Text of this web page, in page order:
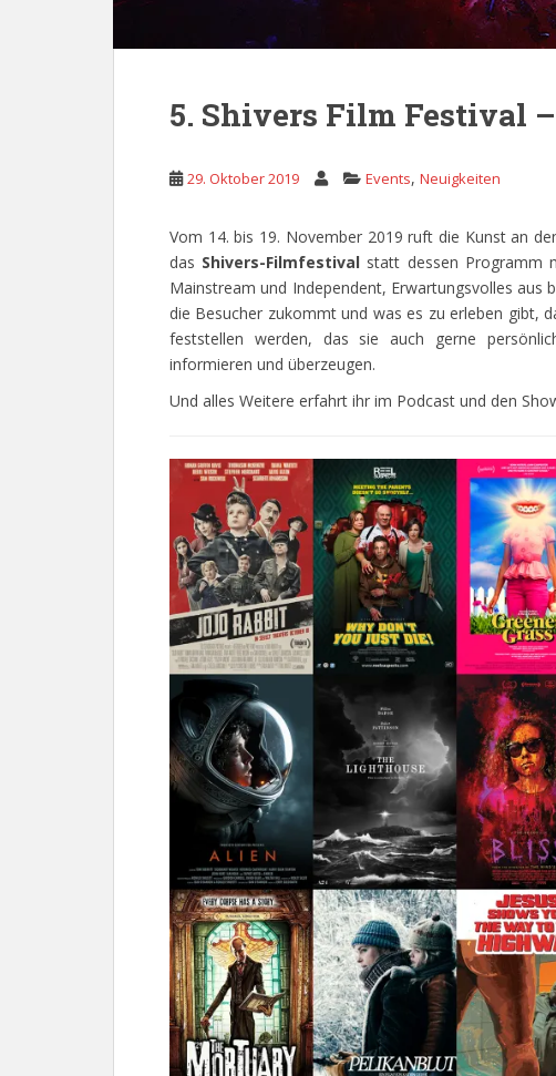
5. Shivers Film Festival
29. Oktober 2019 Events, Neuigkeiten
Vom 14. bis 19. November 2019 ruft die Kunst an
das Shivers-Filmfestival statt dessen Programm
Mainstream und Independent, Erwartungsvolles aus
die Besucher zukommt und was es zu erleben gibt,
feststellen werden, das sie auch gerne
informieren und überzeugen.
Und alles Weitere erfahrt ihr im Podcast und den